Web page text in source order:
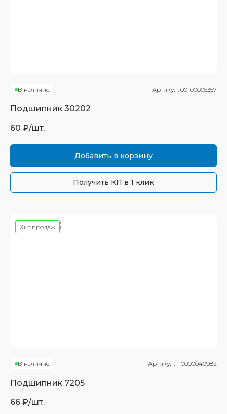
В наличие Артикул: 00-00005357
Подшипник 30202
60 ₽/шт.
Добавить в корзину
Получить КП в 1 клик
Хит продаж
В наличие Артикул: П0000040982
Подшипник 7205
66 ₽/шт.